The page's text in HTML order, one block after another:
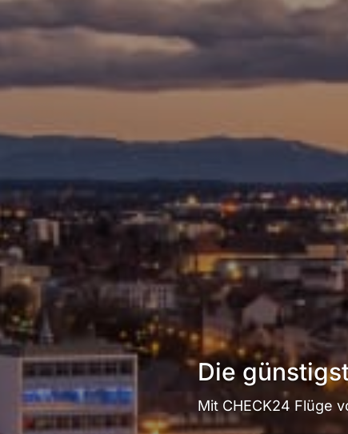
Die
Mit CHECK24 Flüge